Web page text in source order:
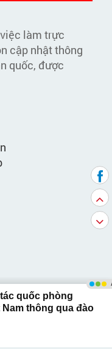
làm trực
cập nhật thông
quốc, được